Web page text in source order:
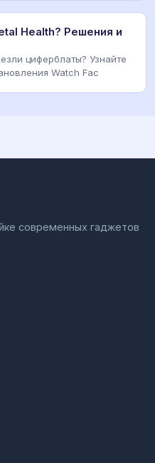
Health? Решения и
циферблаты? Узнайте
Watch Fac
современных гаджетов